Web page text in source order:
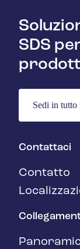
SDS
Sedi in
Contattaci
Contatto